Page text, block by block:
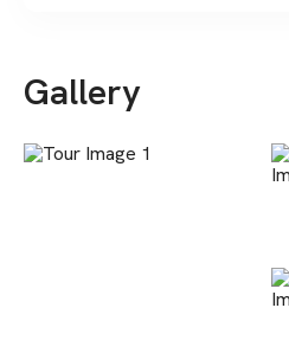
Gallery